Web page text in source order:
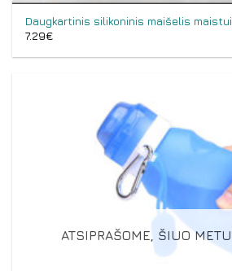
Daugkartinis silikoninis maišelis maistui
7.29€
ATSIPRAŠOME, ŠIUO